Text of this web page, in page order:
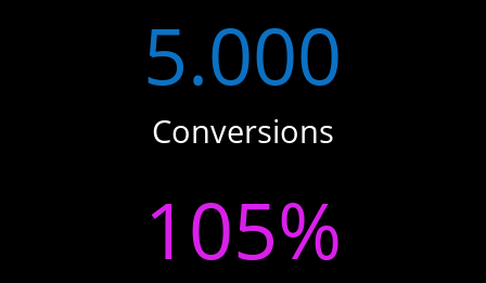
5.000
Conversions
105%